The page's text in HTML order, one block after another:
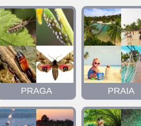
PRAGA PRAIA